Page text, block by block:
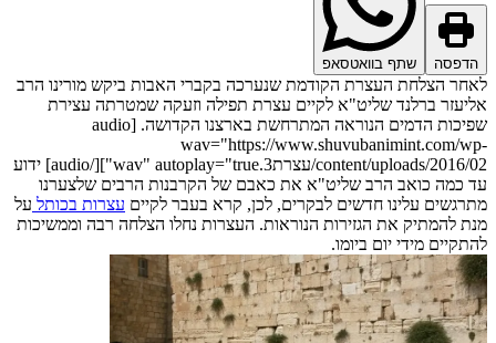
שתף בוואטסאפ
הצלחת העצרת הקודמת שנערכה בקברי האבות ביקש מורינו הרב
ברלנד שליט"א לקיים עצרת תפילה וזעקה שמטרתה עצירת
שפיכות הדמים הנוראה המתרחשת בארצנו הקדושה. [audio
wav="https://www.shuvubanimint.com/
content/uploads/2016/02/עצרת3.wav" autoplay="true"][/audio] ידוע
כמה כואב הרב שליט"א את כאבם של הקרבנות הרבים שלצערנו
עלינו חדשים לבקרים, לכן, קרא בעבר לקייםעצרות בכותלעל
להמתיק את הגזירות הנוראות. העצרות נחלו הצלחה רבה וממשיכות
מידי יום ביומו.